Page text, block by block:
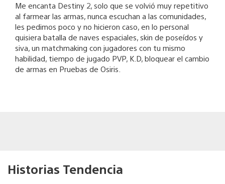
Me encanta Destiny 2, solo que se volvió muy repetitivo
al farmear las armas, nunca escuchan a las comunidades,
les pedimos poco y no hicieron caso, en lo personal
quisiera batalla de naves espaciales, skin de poseídos y
siva, un matchmaking con jugadores con tu mismo
habilidad, tiempo de jugado PVP, K.D, bloquear el cambio
de armas en Pruebas de Osiris.
Historias Tendencia